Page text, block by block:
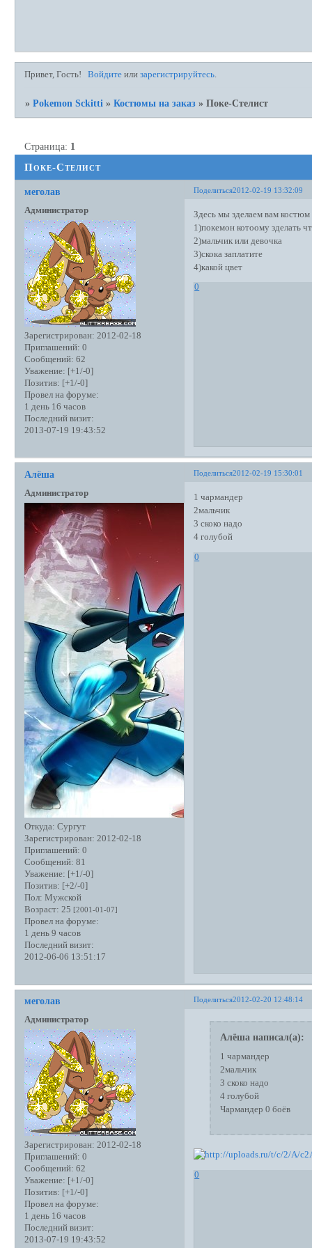
Привет, Гость! Войдите илизарегистрируйтесь.
»Pokemon Sckitti »Костюмы на заказ »Поке-Стелист
Поке-Стелист
Страница: 1
Поделиться2012-02-19 13:32:09
меголав
Администратор
Зарегистрирован: 2012-02-18
Приглашений: 0
Сообщений: 62
Уважение: [+1/-0]
Позитив: [+1/-0]
Провел на форуме:
1 день 16 часов
Последний визит:
2013-07-19 19:43:52
Здесь мы зделаем вам
1)покемон котоому зделать
2)мальчик или девочка
3)скока заплатите
4)какой цвет
0
Поделиться2012-02-19 15:30:01
Алёша
Администратор
Откуда: Сургут
Зарегистрирован: 2012-02-18
Приглашений: 0
Сообщений: 81
Уважение: [+1/-0]
Позитив: [+2/-0]
Пол: Мужской
Возраст: 25 [2001-01-07]
Провел на форуме:
1 день 9 часов
Последний визит:
2012-06-06 13:51:17
1 чармандер
2мальчик
3 скоко надо
4 голубой
0
Поделиться2012-02-20 12:48:14
меголав
Администратор
Зарегистрирован: 2012-02-18
Приглашений: 0
Сообщений: 62
Уважение: [+1/-0]
Позитив: [+1/-0]
Провел на форуме:
1 день 16 часов
Последний визит:
2013-07-19 19:43:52
Алёша написал(а):
1 чармандер
2мальчик
3 скоко надо
4 голубой
Чармандер 0 боёв
0